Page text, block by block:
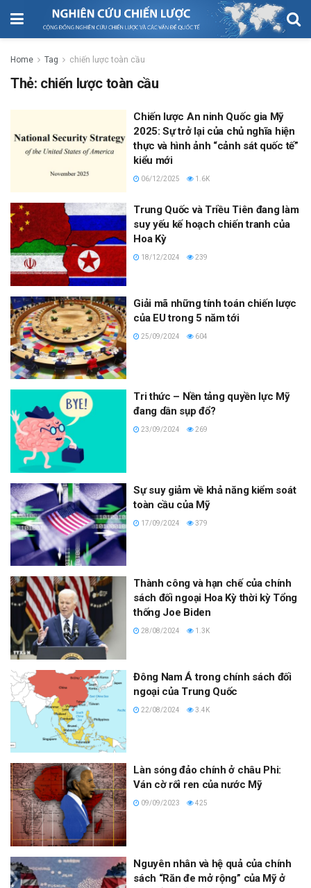
Home Tag chiến lược toàn cầu
Thẻ: chiến lược toàn cầu
Chiến lược An ninh Quốc gia Mỹ
2025: Sự trở lại của chủ nghĩa hiện
thực và hình ảnh “cảnh sát quốc tế”
kiểu mới
06/12/2025 1.6K
Trung Quốc và Triều Tiên đang làm
suy yếu kế hoạch chiến tranh của
Hoa Kỳ
18/12/2024 239
Giải mã những tính toán chiến lược
của EU trong 5 năm tới
25/09/2024 604
Tri thức – Nền tảng quyền lực Mỹ
đang dần sụp đổ?
23/09/2024 269
Sự suy giảm về khả năng kiểm soát
toàn cầu của Mỹ
17/09/2024 379
Thành công và hạn chế của chính
sách đối ngoại Hoa Kỳ thời kỳ Tổng
thống Joe Biden
28/08/2024 1.3K
Đông Nam Á trong chính sách đối
ngoại của Trung Quốc
22/08/2024 3.4K
Làn sóng đảo chính ở châu Phi:
Ván cờ rối ren của nước Mỹ
09/09/2023 425
Nguyên nhân và hệ quả của chính
sách “Răn đe mở rộng” của Mỹ ở